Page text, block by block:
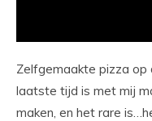
Zelfgemaakte pizza
laatste tijd is met mij
maken, en het rare